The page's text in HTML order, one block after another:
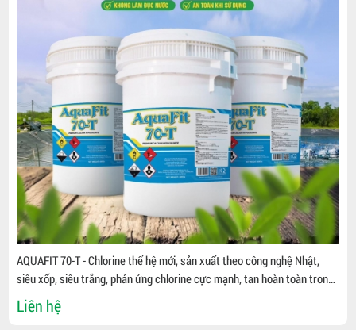
AQUAFIT 70-T - Chlorine thế hệ mới, sản xuất theo công nghệ Nhật,
siêu xốp, siêu trắng, phản ứng chlorine cực mạnh, tan hoàn toàn trong
nước " Diệt virus, vi khuẩn, kí sinh trùng, mầm bệnh, xử lý nguồn nước "
Liên hệ